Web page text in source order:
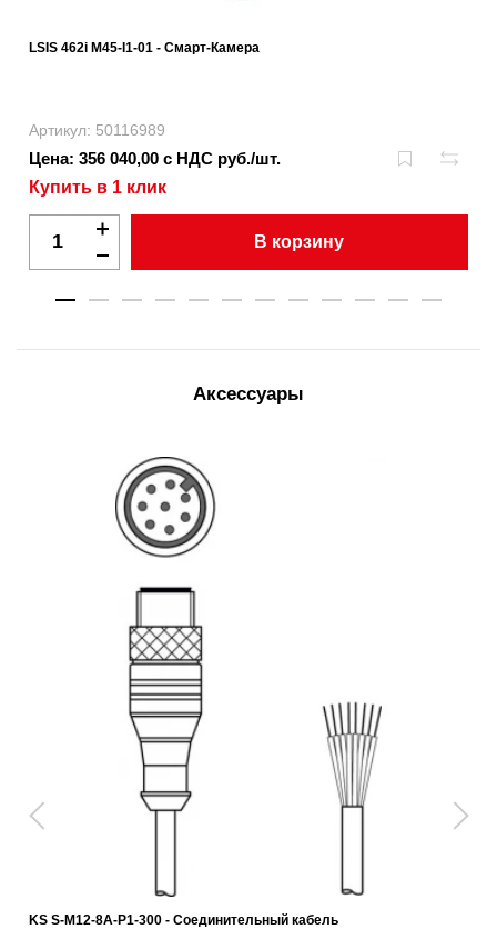
LSIS 462i M45-I1-01 - Смарт-Камера
Артикул: 50116989
Цена: 356 040,00 с НДС руб./шт.
Купить в 1 клик
В корзину
Аксессуары
KS S-M12-8A-P1-300 - Соединительный кабель